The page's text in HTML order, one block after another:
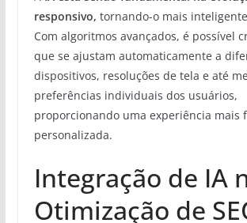
responsivo, tornando-o mais
Com algoritmos avançados, é possível
que se ajustam automaticamente a
dispositivos, resoluções de tela e até
preferências individuais dos usuários,
proporcionando uma experiência mais
personalizada.
Integração de IA
Otimização de